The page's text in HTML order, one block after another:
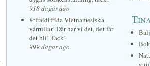
918 dagar ago
@fraidifrida Vietnamesiska
vårrullar! Där har vi det, det får
det bli! Tack!
999 dagar ago